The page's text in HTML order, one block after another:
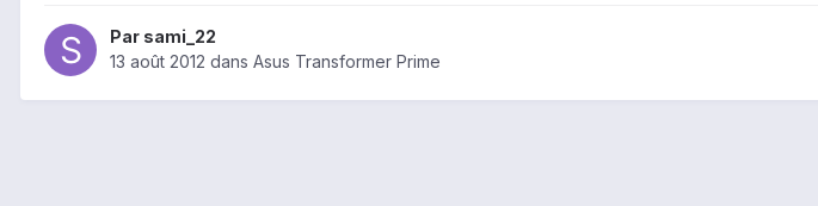
Par sami_22
13 août 2012 dans Asus Transformer Prime